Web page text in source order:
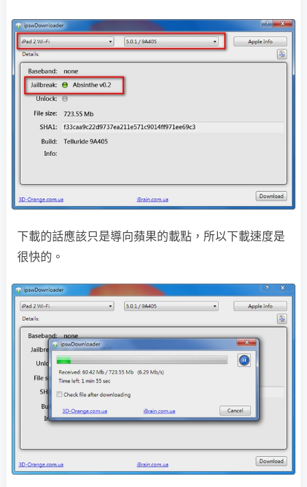
下載的話應該只是導向蘋果的載點，所以下載速度是
很快的。